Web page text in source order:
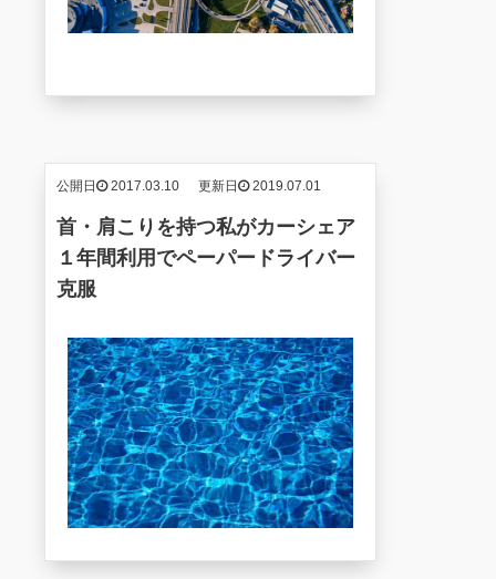
公開日 2017.03.10 更新日 2019.07.01
首・肩こりを持つ私がカーシェア
１年間利用でペーパードライバー
克服